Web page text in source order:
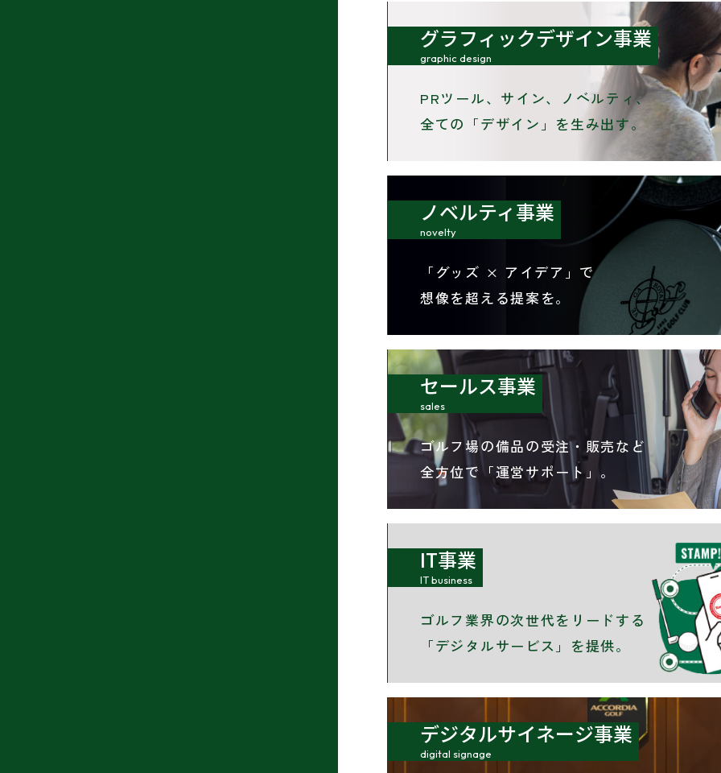
グラフィックデザイン事業
graphic design
PRツール、サイン、ノベルティ、
全ての「デザイン」を生み出す。
ノベルティ事業
novelty
「グッズ × アイデア」で
想像を超える提案を。
セールス事業
sales
ゴルフ場の備品の受注・販売など
全方位で「運営サポート」。
IT事業
IT business
ゴルフ業界の次世代をリードする
「デジタルサービス」を提供。
デジタルサイネージ事業
digital signage